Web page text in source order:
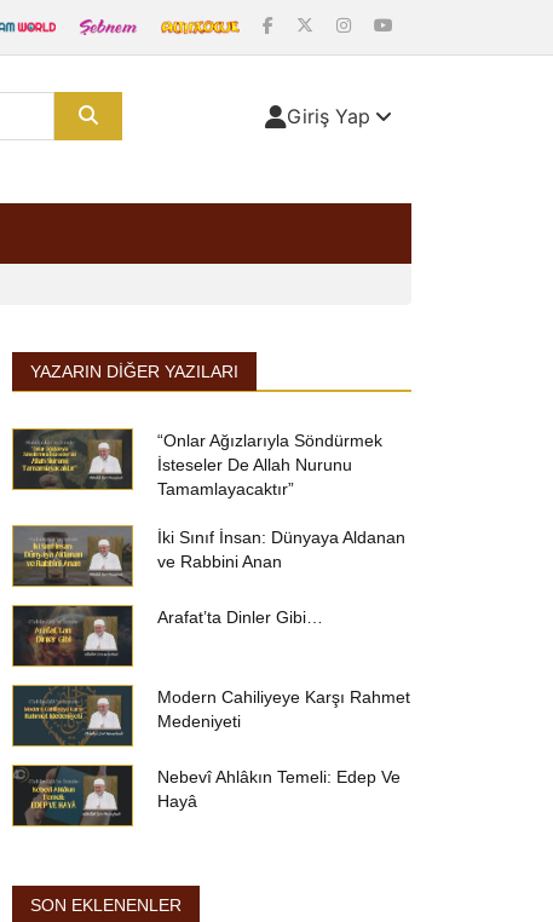
Giriş Yap
YAZARIN DIĞER YAZILARI
“Onlar Ağızlarıyla Söndürmek
İsteseler De Allah Nurunu
Tamamlayacaktır”
İki Sınıf İnsan: Dünyaya Aldanan
ve Rabbini Anan
Arafat’ta Dinler Gibi…
Modern Cahiliyeye Karşı Rahmet
Medeniyeti
Nebevî Ahlâkın Temeli: Edep Ve
Hayâ
SON EKLENENLER